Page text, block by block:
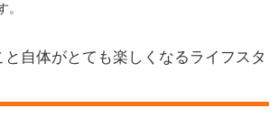
。
と自体がとても楽しくなるライフスタ